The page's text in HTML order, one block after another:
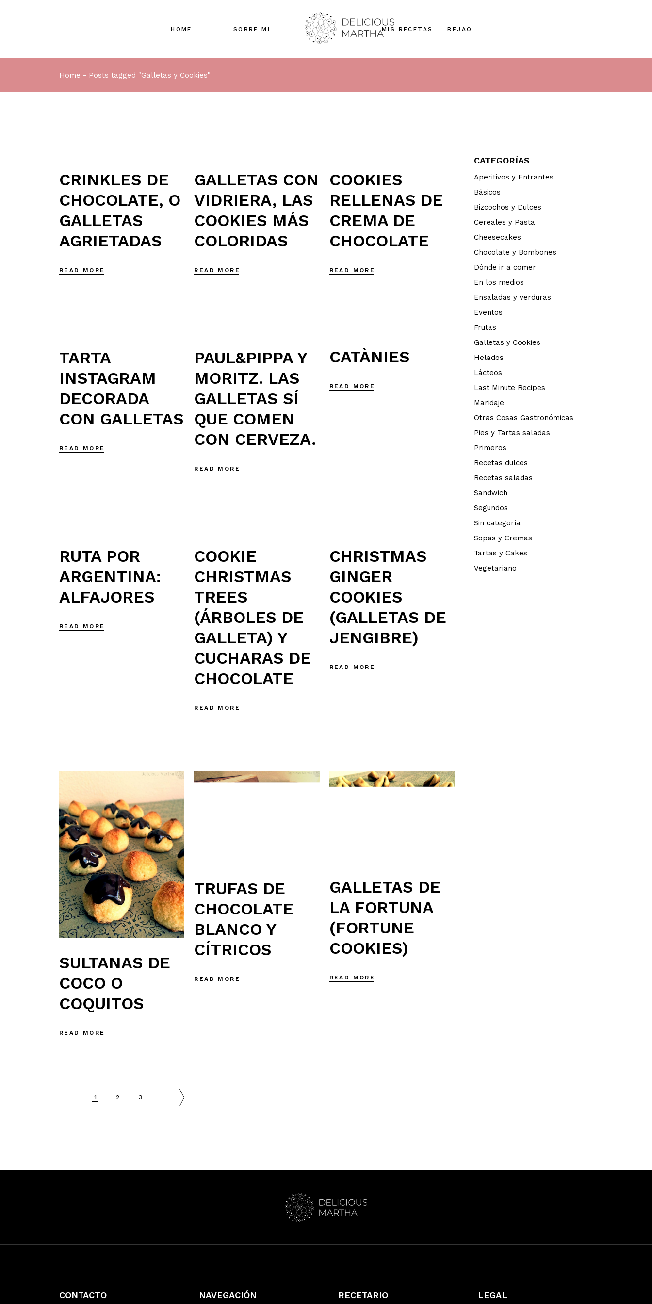
HOME SOBRE MI MIS RECETAS BEJAO
Home Posts tagged "Galletas y Cookies"
CRINKLES DE
CHOCOLATE, O
GALLETAS
AGRIETADAS
READ MORE
GALLETAS CON
VIDRIERA, LAS
COOKIES MÁS
COLORIDAS
READ MORE
COOKIES
RELLENAS DE
CREMA DE
CHOCOLATE
READ MORE
TARTA
INSTAGRAM
DECORADA
CON GALLETAS
READ MORE
PAUL&PIPPA Y
MORITZ. LAS
GALLETAS SÍ
QUE COMEN
CON CERVEZA.
READ MORE
CATÀNIES
READ MORE
RUTA POR
ARGENTINA:
ALFAJORES
READ MORE
COOKIE
CHRISTMAS
TREES
(ÁRBOLES DE
GALLETA) Y
CUCHARAS DE
CHOCOLATE
READ MORE
CHRISTMAS
GINGER
COOKIES
(GALLETAS DE
JENGIBRE)
READ MORE
SULTANAS DE
COCO O
COQUITOS
READ MORE
TRUFAS DE
CHOCOLATE
BLANCO Y
CÍTRICOS
READ MORE
GALLETAS DE
LA FORTUNA
(FORTUNE
COOKIES)
READ MORE
1 2 3
CATEGORÍAS
Aperitivos y Entrantes
Básicos
Bizcochos y Dulces
Cereales y Pasta
Cheesecakes
Chocolate y Bombones
Dónde ir a comer
En los medios
Ensaladas y verduras
Eventos
Frutas
Galletas y Cookies
Helados
Lácteos
Last Minute Recipes
Maridaje
Otras Cosas Gastronómicas
Pies y Tartas saladas
Primeros
Recetas dulces
Recetas saladas
Sandwich
Segundos
Sin categoría
Sopas y Cremas
Tartas y Cakes
Vegetariano
CONTACTO NAVEGACIÓN RECETARIO LEGAL